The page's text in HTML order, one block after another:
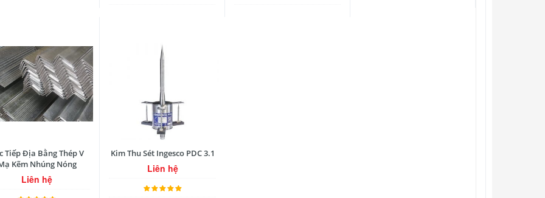
Tiếp Địa Bằng Thép V
Kẽm Nhúng Nóng
Liên hệ
Kim Thu Sét Ingesco PDC 3.1
Liên hệ